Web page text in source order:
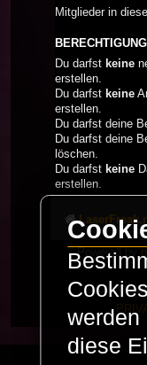
Mitglieder in
Du darfst keine
erstellen.
Du darfst keine
erstellen.
Du darfst deine
Du darfst deine
löschen.
Du darfst keine
erstellen.
Powered by
werden
diese